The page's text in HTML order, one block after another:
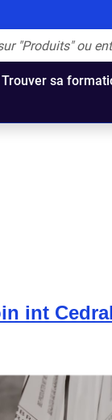
Trouver sa
int